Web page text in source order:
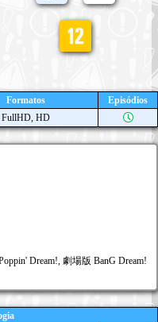
Formatos
Episódios
FullHD, HD
Dream!, 劇場版 BanG Dream!